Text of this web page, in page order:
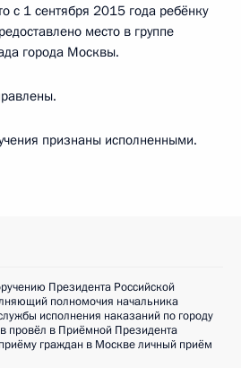
с 1 сентября 2015 года ребёнку
место в группе
города Москвы.
признаны исполненными.
Президента Российской
полномочия начальника
исполнения наказаний по городу
провёл в Приёмной Президента
граждан в Москве личный приём